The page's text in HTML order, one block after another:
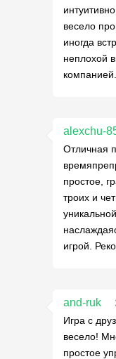
весело
иногда
неплохой
компанией.
alexchu-
Отличная
простое,
троих и
игрой.
and-ruk
Игра с
весело!
простое